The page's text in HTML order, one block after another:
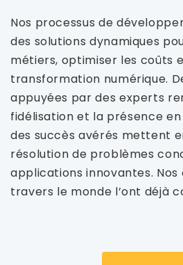
Nos processus de
des solutions dynamiques
métiers, optimiser les coûts
transformation numérique.
appuyées par des experts
fidélisation et la présence
des succès avérés mettent
résolution de problèmes
applications innovantes.
travers le monde l’ont déjà